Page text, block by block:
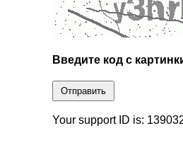
Введите код с
Отправить
Your support ID is: